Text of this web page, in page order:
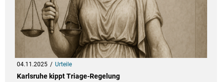
04.11.2025 Urteile
Karlsruhe kippt Triage-Regelung